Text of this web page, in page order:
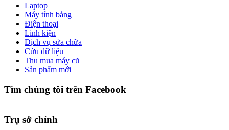
Laptop
Máy tính bảng
Điện thoại
Linh kiện
Dịch vụ sửa chữa
Cứu dữ liệu
Thu mua máy cũ
Sản phẩm mới
Tìm chúng tôi trên Facebook
Trụ sở chính